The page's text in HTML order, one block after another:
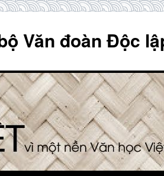
Văn đoàn Độc